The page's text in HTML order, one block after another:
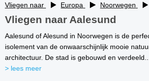
Vliegen naar Europa Noorwegen
Vliegen naar Aalesund
Aalesund of Alesund in Noorwegen is de
isolement van de onwaarschijnlijk mooie
architectuur. De stad is gebouwd en
> lees meer